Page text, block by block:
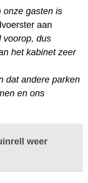
onze gasten is
aan
voorop, dus
het kabinet zeer
dat andere parken
en ons
weer